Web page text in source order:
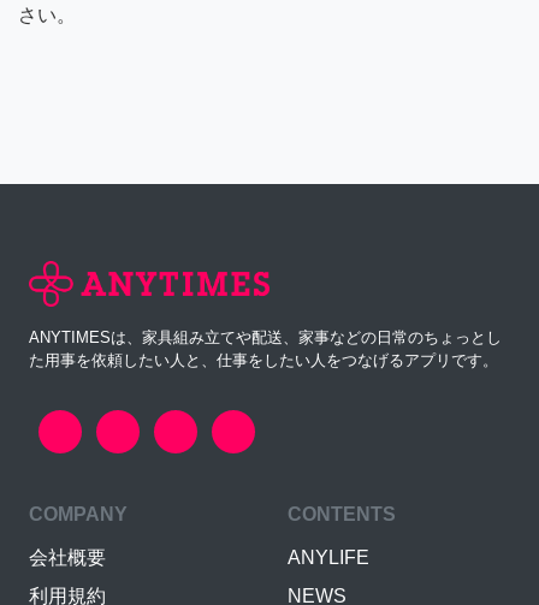
さい。
ANYTIMESは、家具組み立てや配送、家事などの日常のちょっとし
た用事を依頼したい人と、仕事をしたい人をつなげるアプリです。
COMPANY
会社概要
利用規約
CONTENTS
ANYLIFE
NEWS